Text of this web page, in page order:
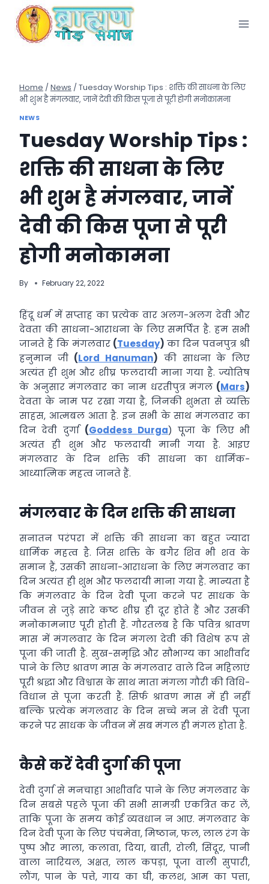
content
Home / News / Tuesday Worship Tips : शक्ति की साधना के लिए
भी शुभ है मंगलवार, जानें देवी की किस पूजा से पूरी होगी मनोकामना
NEWS
Tuesday Worship Tips :
शक्ति की साधना के लिए
भी शुभ है मंगलवार, जानें
देवी की किस पूजा से पूरी
होगी मनोकामना
By February 22, 2022
हिंदू धर्म में सप्ताह का प्रत्येक वार अलग-अलग देवी और
देवता की साधना-आराधना के लिए समर्पित है. हम सभी
जानते हैं कि मंगलवार(Tuesday) का दिन पवनपुत्र श्री
हनुमान जी (Lord Hanuman) की साधना के लिए
अत्यंत ही शुभ और शीघ्र फलदायी माना गया है. ज्योतिष
के अनुसार मंगलवार का नाम धरतीपुत्र मंगल (Mars)
देवता के नाम पर रखा गया है, जिनकी शुभता से व्यक्ति
साहस, आत्मबल आता है. इन सभी के साथ मंगलवार का
दिन देवी दुर्गा (Goddess Durga) पूजा के लिए भी
अत्यंत ही शुभ और फलदायी मानी गया है. आइए
मंगलवार के दिन शक्ति की साधना का धार्मिक-
आध्यात्मिक महत्व जानते हैं.
मंगलवार के दिन शक्ति की साधना
सनातन परंपरा में शक्ति की साधना का बहुत ज्यादा
धार्मिक महत्व है. जिस शक्ति के बगैर शिव भी शव के
समान हैं, उसकी साधना-आराधना के लिए मंगलवार का
दिन अत्यंत ही शुभ और फलदायी माना गया है. मान्यता है
कि मंगलवार के दिन देवी पूजा करने पर साधक के
जीवन से जुड़े सारे कष्ट शीघ्र ही दूर होते हैं और उसकी
मनोकामनाए पूरी होती हैं. गौरतलब है कि पवित्र श्रावण
मास में मंगलवार के दिन मंगला देवी की विशेष रूप से
पूजा की जाती है. सुख-समृद्धि और सौभाग्य का आशीर्वाद
पाने के लिए श्रावण मास के मंगलवार वाले दिन महिलाएं
पूरी श्रद्धा और विश्वास के साथ माता मंगला गौरी की विधि-
विधान से पूजा करती हैं. सिर्फ श्रावण मास में ही नहीं
बल्कि प्रत्येक मंगलवार के दिन सच्चे मन से देवी पूजा
करने पर साधक के जीवन में सब मंगल ही मंगल होता है.
कैसे करें देवी दुर्गा की पूजा
देवी दुर्गा से मनचाहा आशीर्वाद पाने के लिए मंगलवार के
दिन सबसे पहले पूजा की सभी सामग्री एकत्रित कर लें,
ताकि पूजा के समय कोई व्यवधान न आए. मंगलवार के
दिन देवी पूजा के लिए पंचमेवा, मिष्ठान, फल, लाल रंग के
पुष्प और माला, कलावा, दिया, बाती, रोली, सिंदूर, पानी
वाला नारियल, अक्षत, लाल कपड़ा, पूजा वाली सुपारी,
लौंग, पान के पत्ते, गाय का घी, कलश, आम का पत्ता,